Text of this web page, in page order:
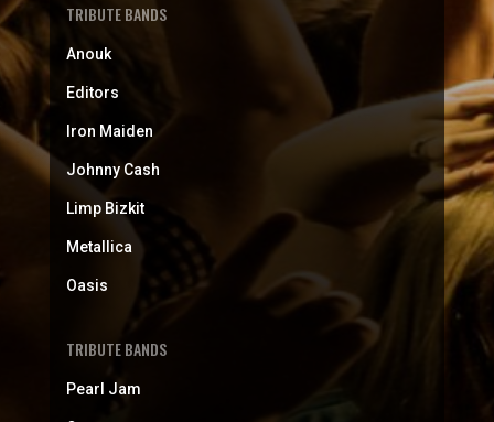
TRIBUTE BANDS
Anouk
Editors
Iron Maiden
Johnny Cash
Limp Bizkit
Metallica
Oasis
TRIBUTE BANDS
Pearl Jam